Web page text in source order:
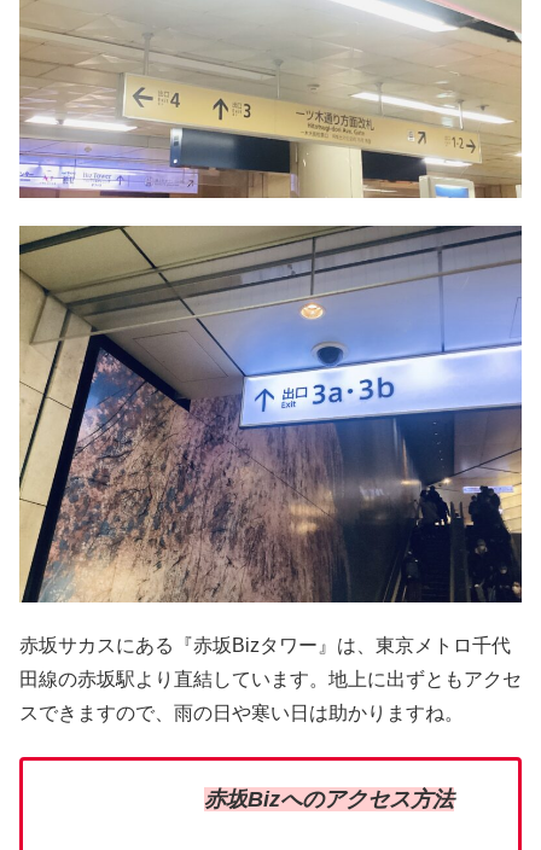
赤坂サカスにある『赤坂 Bizタワー』は、東京メトロ千代
田線の赤坂駅より直結しています。地上に出ずともアクセ
スできますので、雨の日や寒い日は助かりますね。
赤坂Bizへのアクセス方法